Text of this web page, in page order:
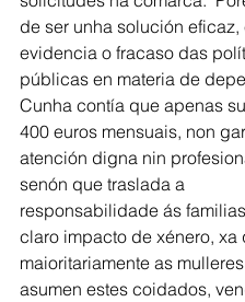
de ser unha solución eficaz,
evidencia o fracaso das
públicas en materia de
Cunha contía que apenas
400 euros mensuais, non
atención digna nin
senón que traslada a
responsabilidade ás
claro impacto de xénero, xa
maioritariamente as
asumen estes coidados,